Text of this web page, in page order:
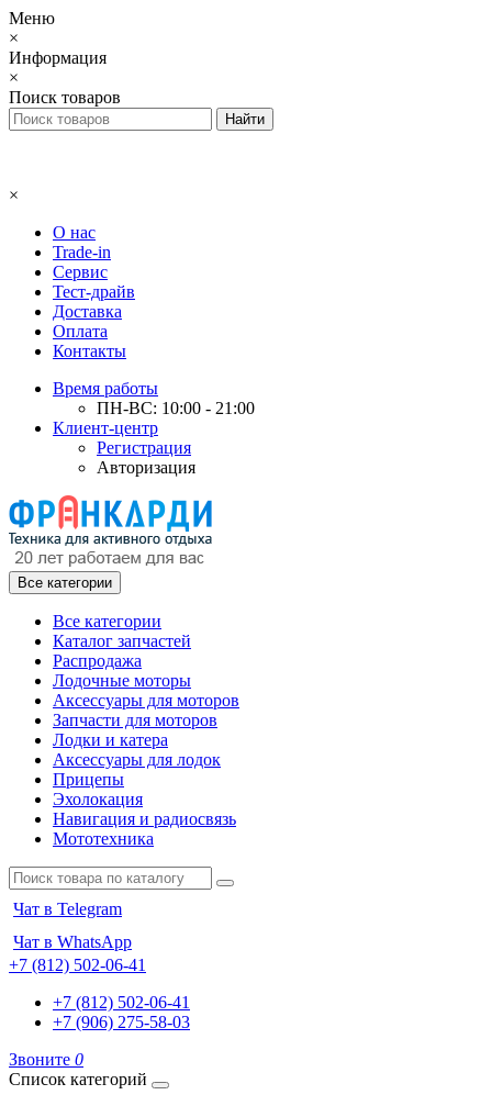
Меню
×
Информация
×
Поиск товаров
×
О нас
Trade-in
Сервис
Тест-драйв
Доставка
Оплата
Контакты
Время работы
ПН-ВС: 10:00 - 21:00
Клиент-центр
Регистрация
Авторизация
Все категории
Все категории
Каталог запчастей
Распродажа
Лодочные моторы
Аксессуары для моторов
Запчасти для моторов
Лодки и катера
Аксессуары для лодок
Прицепы
Эхолокация
Навигация и радиосвязь
Мототехника
Чат в Telegram
Чат в WhatsApp
+7 (812) 502-06-41
+7 (812) 502-06-41
+7 (906) 275-58-03
Звоните 0
Список категорий